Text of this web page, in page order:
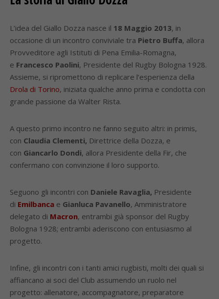
L’idea del Giallo Dozza nasce il 18 Maggio 2013, in
occasione di un incontro conviviale tra Pietro Buffa, allora
Provveditore agli Istituti di Pena Emilia-Romagna,
e Francesco Paolini, Presidente del Rugby Bologna 1928.
Assieme, si ripromettono di replicare l’esperienza della
Drola di Torino, iniziata qualche anno prima e condotta con
grande passione da Walter Rista.
A questo primo incontro ne fanno seguito altri: in primis,
con Claudia Clementi, Direttrice della Dozza, e
con Giancarlo Dondi, allora Presidente della Fir, che
confermano con convinzione il loro supporto.
Seguono gli incontri con Daniele Ravaglia, Presidente
di Emilbanca e Gianluca Pavanello, Amministratore
delegato di Macron, entrambi già sponsor del Rugby
Bologna 1928; entrambi aderiscono con entusiasmo al
progetto.
Infine, gli incontri con i tanti amici rugbisti, molti dei quali si
affiancano ai soci del Club assumendo un ruolo nel
progetto: allenatore, accompagnatore, preparatore